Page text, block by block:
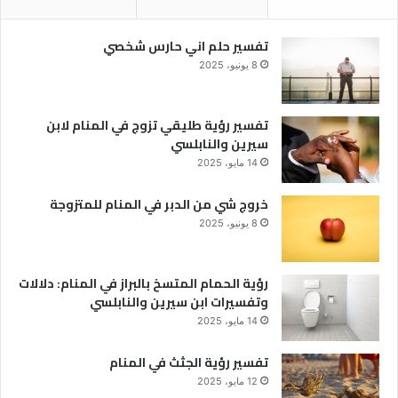
تفسير حلم اني حارس شخصي
8 يونيو، 2025
تفسير رؤية طليقي تزوج في المنام لابن
سيرين والنابلسي
14 مايو، 2025
خروج شي من الدبر في المنام للمتزوجة
8 يونيو، 2025
رؤية الحمام المتسخ بالبراز في المنام: دلالات
وتفسيرات ابن سيرين والنابلسي
14 مايو، 2025
تفسير رؤية الجثث في المنام
12 مايو، 2025